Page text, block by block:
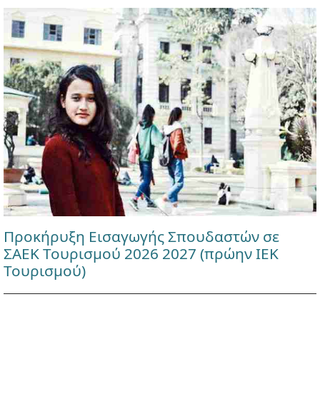
Προκήρυξη Εισαγωγής Σπουδαστών σε
ΣΑΕΚ Τουρισμού 2026 2027 (πρώην ΙΕΚ
Τουρισμού)